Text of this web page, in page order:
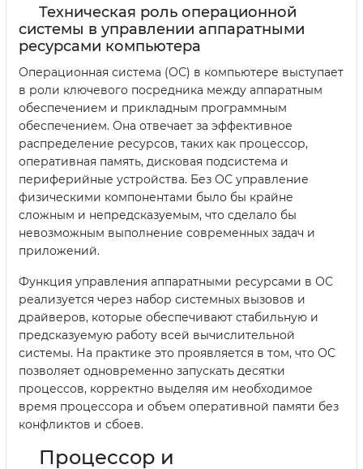
Техническая роль операционной
системы в управлении аппаратными
ресурсами компьютера
Операционная система (ОС) в компьютере выступает
в роли ключевого посредника между аппаратным
обеспечением и прикладным программным
обеспечением. Она отвечает за эффективное
распределение ресурсов, таких как процессор,
оперативная память, дисковая подсистема и
периферийные устройства. Без ОС управление
физическими компонентами было бы крайне
сложным и непредсказуемым, что сделало бы
невозможным выполнение современных задач и
приложений.
Функция управления аппаратными ресурсами в ОС
реализуется через набор системных вызовов и
драйверов, которые обеспечивают стабильную и
предсказуемую работу всей вычислительной
системы. На практике это проявляется в том, что ОС
позволяет одновременно запускать десятки
процессов, корректно выделяя им необходимое
время процессора и объем оперативной памяти без
конфликтов и сбоев.
Процессор и